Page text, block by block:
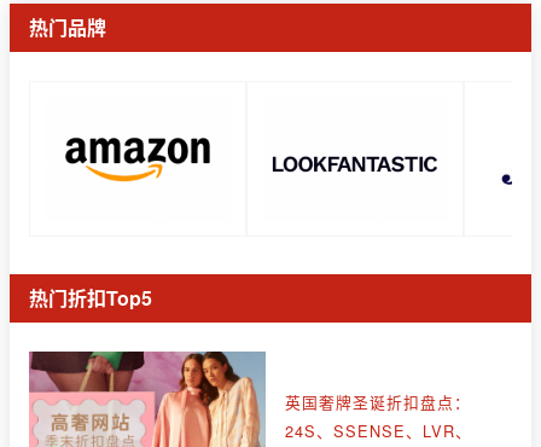
热门品牌
热门折扣Top5
英国奢牌圣诞折扣盘点：
24S、SSENSE、LVR、